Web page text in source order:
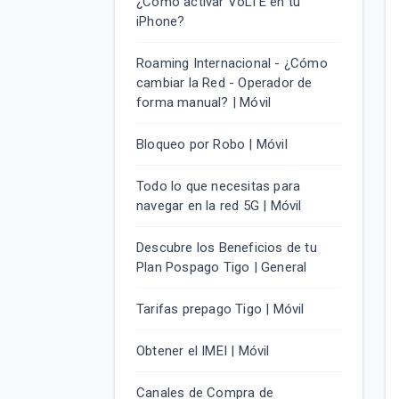
iPhone?
Roaming Internacional - ¿Cómo
cambiar la Red - Operador de
forma manual? | Móvil
Bloqueo por Robo | Móvil
Todo lo que necesitas para
navegar en la red 5G | Móvil
Descubre los Beneficios de tu
Plan Pospago Tigo | General
Tarifas prepago Tigo | Móvil
Obtener el IMEI | Móvil
Canales de Compra de